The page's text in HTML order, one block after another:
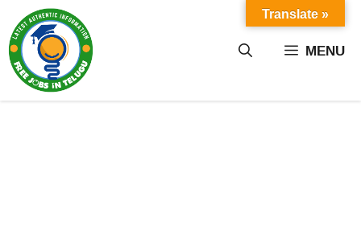
content MENU
Translate »